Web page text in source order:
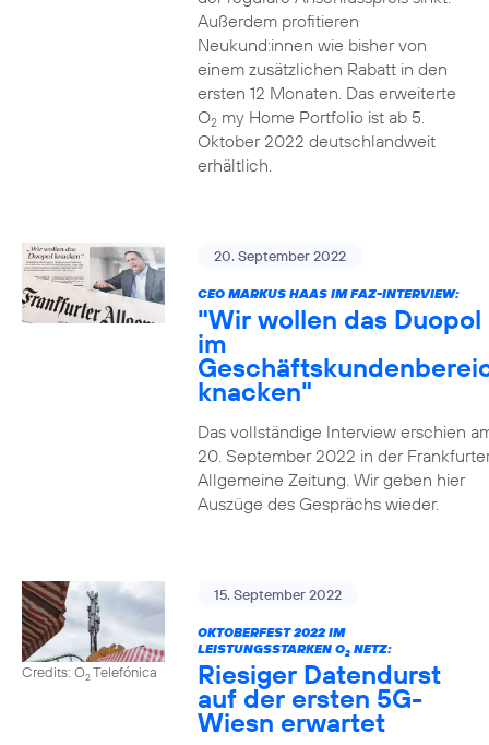
Außerdem profitieren
Neukund:innen wie bisher von
einem zusätzlichen Rabatt in den
ersten 12 Monaten. Das erweiterte
O2my Home Portfolio ist ab 5.
Oktober 2022 deutschlandweit
erhältlich.
20. September 2022
CEO MARKUS HAAS IM FAZ-INTERVIEW:
"Wir wollen das Duopol
im
knacken"
Das vollständige Interview erschien
20. September 2022 in der
Allgemeine Zeitung. Wir geben hier
Auszüge des Gesprächs wieder.
Credits: O2Telefónica
15. September 2022
OKTOBERFEST 2022 IM
LEISTUNGSSTARKEN O2NETZ:
Riesiger Datendurst
auf der ersten 5G-
Wiesn erwartet